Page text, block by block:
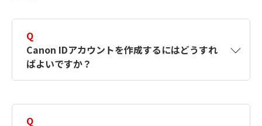
Q
Canon IDアカウントを作成するにはどうすれ
ばよいですか？
Q